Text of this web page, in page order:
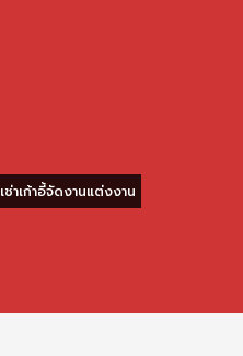
เช่าเก้าอี้จัดงานแต่งงาน